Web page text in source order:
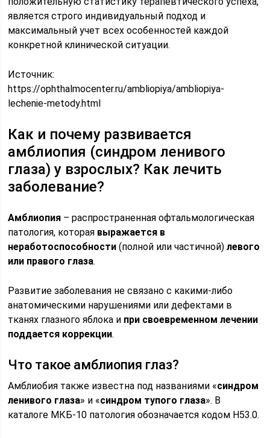
является строго индивидуальный подход и
максимальный учет всех особенностей каждой
конкретной клинической ситуации.
Источник:
https://ophthalmocenter.ru/ambliopiya/ambliopiya-
lechenie-metody.html
Как и почему развивается
амблиопия (синдром ленивого
глаза) у взрослых? Как лечить
заболевание?
Амблиопия – распространенная офтальмологическая
патология, которая выражается в
неработоспособности (полной или частичной) левого
или правого глаза.
Развитие заболевания не связано с какими-либо
анатомическими нарушениями или дефектами в
тканях глазного яблока и при своевременном лечении
поддается коррекции.
Что такое амблиопия глаз?
Амблиобия также известна под названиями «синдром
ленивого глаза» и «синдром тупого глаза». В
каталоге МКБ-10 патология обозначается кодом H53.0.